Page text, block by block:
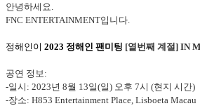
안녕하세요
FNC ENTERTAINMENT입니다
정해인이 2023 정해인 팬미팅 [열번째 계절 ] IN
공연 정보 :
-일시 : 2023년 8월 13일(일) 오후 7시 (현지 시간)
-장소: H853 Entertainment Place, Lisboeta Macau